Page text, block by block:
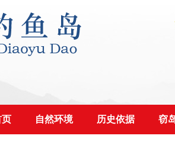
页 自然环境 历史依据 窃